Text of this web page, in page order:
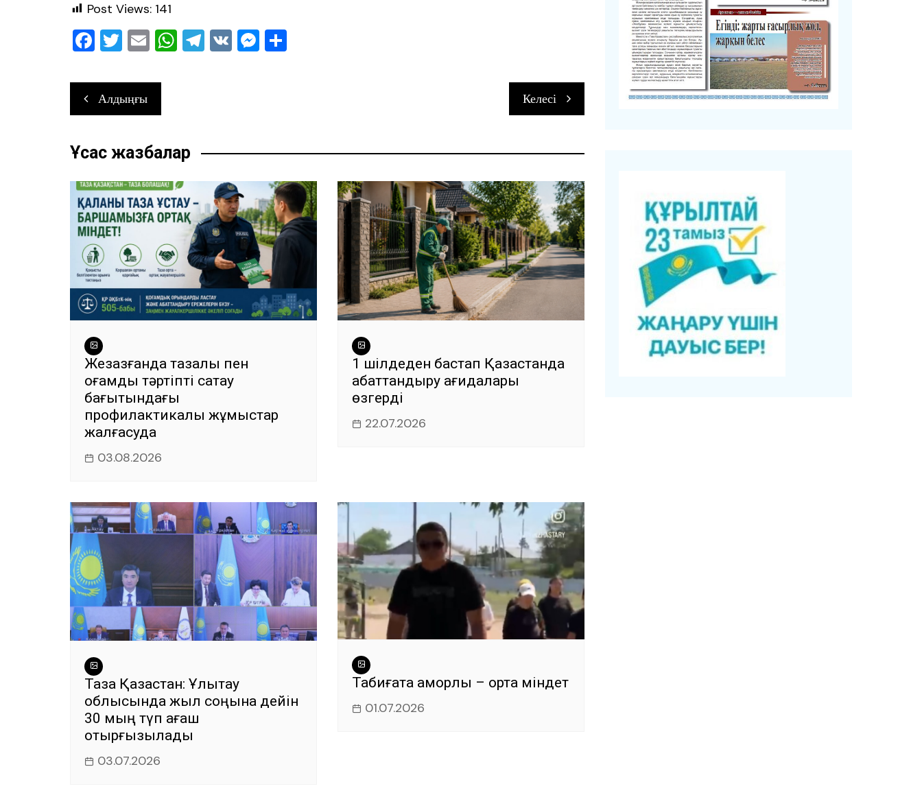
Post Views: 141
F
c
e
o
k
T
tt
er
E
ai
W
p
T
m
V M
g
Навигация
по
записям
Алдыңғы Келесі
Ұқсас жазбалар
Жезқазғанда тазалық пен
қоғамдық тәртіпті сақтау
бағытындағы
профилактикалық жұмыстар
жалғасуда
03.08.2026
1 шілдеден бастап Қазақстанда
абаттандыру қағидалары
өзгерді
22.07.2026
Таза Қазақстан: Ұлытау
облысында жыл соңына дейін
30 мың түп ағаш
отырғызылады
03.07.2026
Табиғатқа қамқорлық – ортақ міндет
01.07.2026